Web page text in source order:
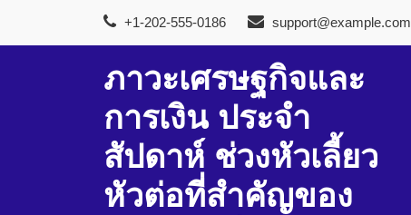
+1-202-555-0186 support@example.com
ภาวะเศรษฐกิจและ
การเงิน ประจำ
สัปดาห์ ช่วงหัวเลี้ยว
หัวต่อที่สำคัญของ